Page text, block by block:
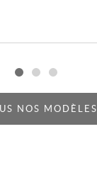
NOS MODÈLES